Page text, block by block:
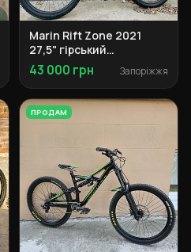
Marin Rift Zone 2021
27,5" гірський
велосипед
43 000 грн Запоріжжя
ПРОДАМ